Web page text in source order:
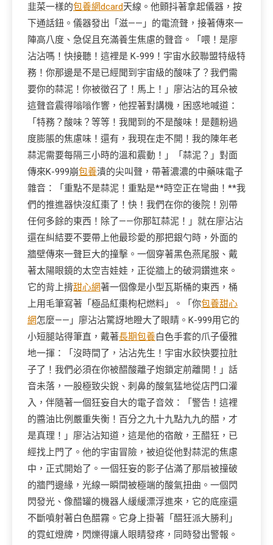
韭菜一樣的包養網dcard天線。他顫抖著拿起儀器，按
下通話鈕。儀器發出「滋——」的電流聲，接著傳來一
陣高八度、急促且充滿養生焦慮的聲音。「喂！是廖
沾沾嗎！快接聽！這裡是 K-999！宇宙水餃聯盟特級特
務！你那邊是不是已經聞到宇宙級的酸味了？我們需
要你的蒜泥！你被徵召了！馬上！」廖沾沾的耳朵被
這聲音震得嗡嗡作響，他捏著對講機，困惑地喊道：
「特務？酸味？等等！我聞到的不是酸味！是麵粉過
度膨脹的焦慮味！還有，我現在走不開！我的陳年老
蒜泥需要每隔三小時的溫和震動！」「蒜泥？」對面
傳來K-999崩包養潰的尖叫聲，帶著濃濃的中藥味電子
雜音：「重點不是蒜泥！重點是**時空正在彎曲！**我
們的推進器快沒紅棗了！快！我們在你的後院！別帶
任何多餘的東西！除了——你那缸蒜泥！」就在廖沾沾
還在糾結要不要帶上他最珍愛的那把銀勺時，外面的
牆壁傳來一聲巨大的撞擊。一個穿著黑色燕尾服、戴
著太陽眼鏡的太空吉娃娃，正從牆上的破洞鑽進來。
它的背上揹甜心網著一個像是小型瓦斯桶的東西，桶
上用毛筆寫著「極品紅棗枸杞燃料」。「你包養甜心
網怎麼——」廖沾沾驚訝地瞪大了眼睛。K-999用它的
小短腿站得筆直，戴著長期包養白色手套的爪子優雅
地一揮：「沒時間了，沾沾先生！宇宙水餃快要拉肚
子了！我們必須在你被醋酸離子炮鎖定前離開！」話
音未落，一股極致尖銳、刺鼻的酸氣猛地從店門口灌
入，伴隨著一個狂妄自大的電子音效：「警告！這裡
的醬油比例嚴重失衡！百分之九十九點九九的醋，才
是真理！」廖沾沾知道，這是他的宿敵，王醋狂，已
經找上門了。他的宇宙冒險，被迫從他對蒜泥的焦慮
中，正式開始了。一個狂妄的影子佔滿了那扇被撞破
的牆門邊緣，光線一瞬間被極端的酸氣扭曲。一個閃
閃發光、像醋罐的機器人緩緩漂浮進來，它的底座還
不斷噴射著白色醋霧。它身上掛著「醋狂派大勝利」
的霓虹燈牌，閃爍得讓人眼睛發疼，同時發出警報。